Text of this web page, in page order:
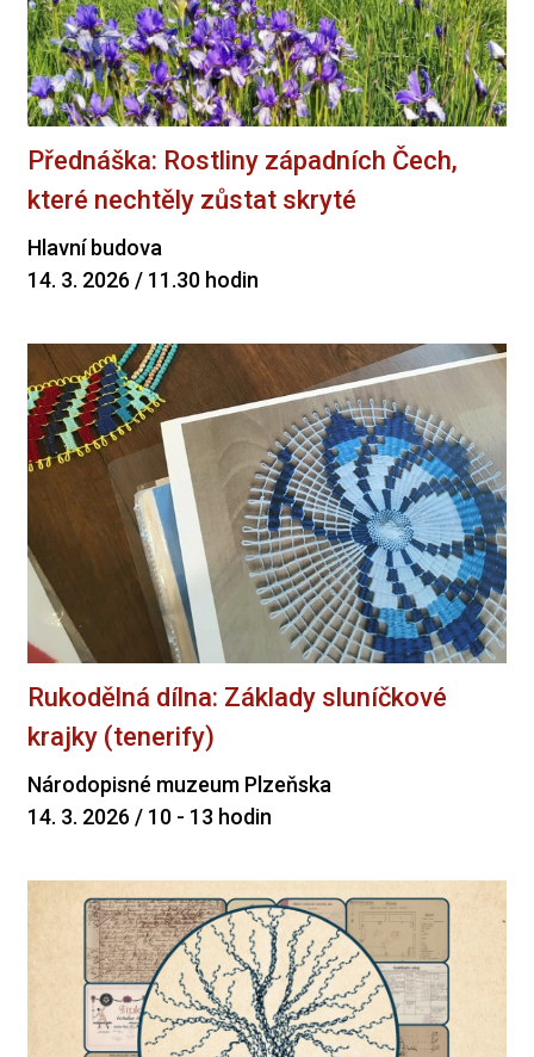
Přednáška: Rostliny západních Čech,
které nechtěly zůstat skryté
Hlavní budova
14. 3. 2026 / 11.30 hodin
Rukodělná dílna: Základy sluníčkové
krajky (tenerify)
Národopisné muzeum Plzeňska
14. 3. 2026 / 10 - 13 hodin